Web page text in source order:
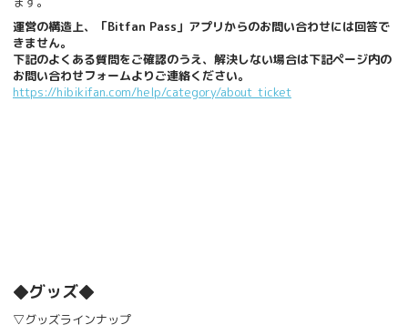
運営の構造上、「Bitfan Pass」アプリからのお問い合わせには回答で
きません。
下記のよくある質問をご確認のうえ、解決しない場合は下記ページ内の
お問い合わせフォームよりご連絡ください。
https://hibikifan.com/help/category/about_ticket
◆グッズ◆
▽グッズラインナップ